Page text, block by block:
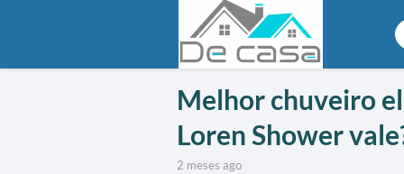
Melhor chuveiro
Loren Shower
2 meses ago